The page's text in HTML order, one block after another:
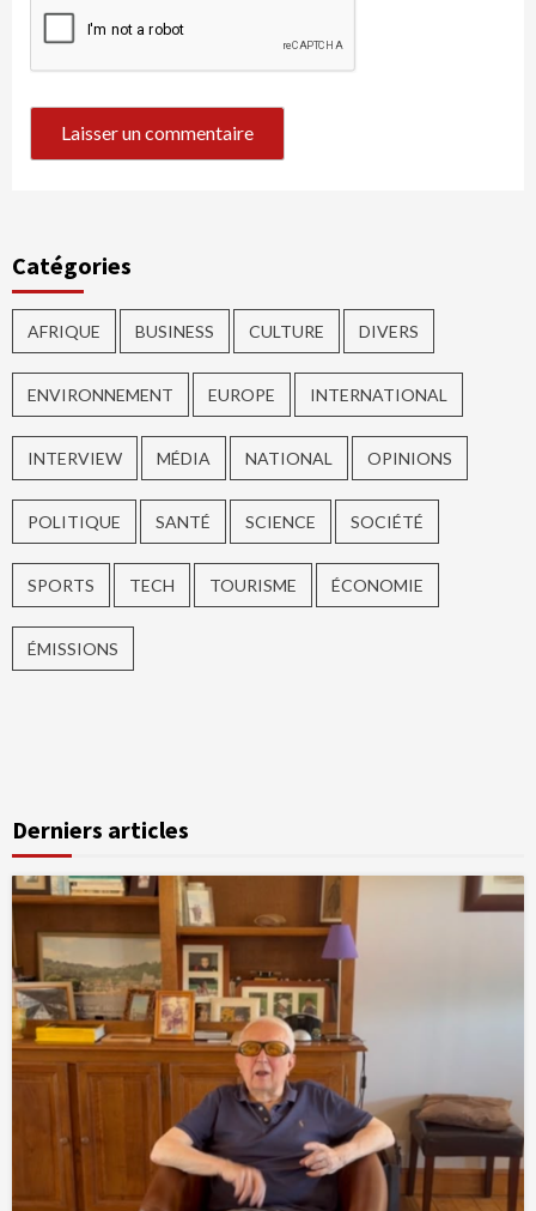
Catégories
AFRIQUE BUSINESS CULTURE DIVERS
ENVIRONNEMENT EUROPE INTERNATIONAL
INTERVIEW MÉDIA NATIONAL OPINIONS
POLITIQUE SANTÉ SCIENCE SOCIÉTÉ
SPORTS TECH TOURISME ÉCONOMIE
ÉMISSIONS
Derniers articles